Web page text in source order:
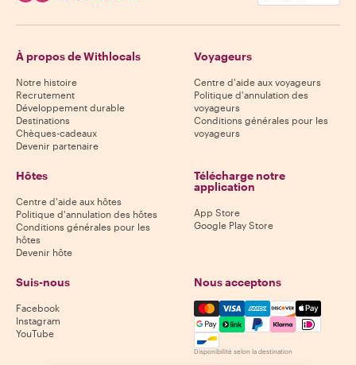
À propos de Withlocals
Notre histoire
Recrutement
Développement durable
Destinations
Chèques-cadeaux
Devenir partenaire
Voyageurs
Centre d'aide aux voyageurs
Politique d'annulation des
voyageurs
Conditions générales pour les
voyageurs
Hôtes
Centre d'aide aux hôtes
Politique d'annulation des hôtes
Conditions générales pour les
hôtes
Devenir hôte
Télécharge notre
application
App Store
Google Play Store
Suis-nous
Facebook
Instagram
YouTube
Nous acceptons
Mastercard, Visa, Amex,
Disponibilité selon la destination